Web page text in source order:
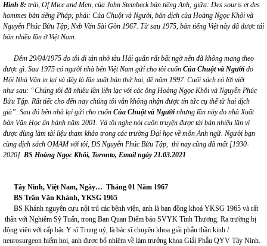
Hình 8: trái, Of Mice and Men, của John Steinbeck bản tiếng Anh; giữa: Des souris et des
hommes bản tiếng Pháp; phải: Của Chuột và Người, bản dịch của Hoàng Ngọc Khôi và
Nguyễn Phúc Bửu Tập, Nxb Văn Sài Gòn 1967. Từ sau 1975, bản tiếng Việt nàyđã được tái
bản nhiều lần ở Việt Nam.
Đêm 29/04/1975 do tôi di tản nhờ tàu Hải quân rất bất ngờ nên đã không mang theo
được gì. Sau 1975 co ́ người nhà bên Việt Nam gửi cho tôi cuốn Của Chuột và Ngườido
Hội Nhà Văn in lại và đây là lần xuất bản thứ hai, đề năm 1997. Cuối sách có lời viết
nhưsau: “Chúng tôi đã nhiều lần liên lạc với các ông Hoàng Ngọc Khôi và Nguyễn Phúc
Bửu Tập. Rất tiếc cho đến nay chúng tôi vẫn không nhận được tin tức cụ thể từ hai dịch
giả”. Sau đó bên nhà lại gửi cho cuốn Của Chuột và Ngườinhưng lần nàydo nhà Xuất
bản Văn Học ấn hành năm 2001. Và tôi nghe nói cuốn truyện được tái bản nhiều lần vì
được dùng làm tài liệu tham khảo trong các trường Đại học về môn Anh ngữ. Người bạn
cùng dịch sách OMAM với tôi, DS Nguyễn Phúc Bửu Tập, thì nay cũng đã mất [1930-
2020]. BS Hoàng Ngọc Khôi, Toronto, Email ngày 21.03.2021
Tây Ninh, Việt Nam, Ngày… Tháng 01 Năm 1967
BS Trần Văn Khánh, YKSG 1965
BS Khánh nguyên cựu nội trú các bệnh viện, anh là bạn đồng khoá YKSG 1965 và rất
thân với Nghiêm Sỹ Tuấn, trong Ban Quan Điểm báo SVYK Tình Thương. Ra trường bị
động viên với cấp bậc Y sĩ Trung uý, là bác sĩ chuyên khoa giải phẫu thần kinh /
neurosurgeon hiếm hoi, anh được bổ nhiệm về làm trưởng khoa Giải Phẫu QYV Tây Ninh.